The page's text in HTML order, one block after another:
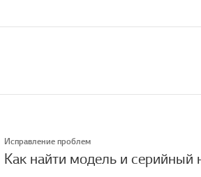
Исправление проблем
Как найти модель и серийный